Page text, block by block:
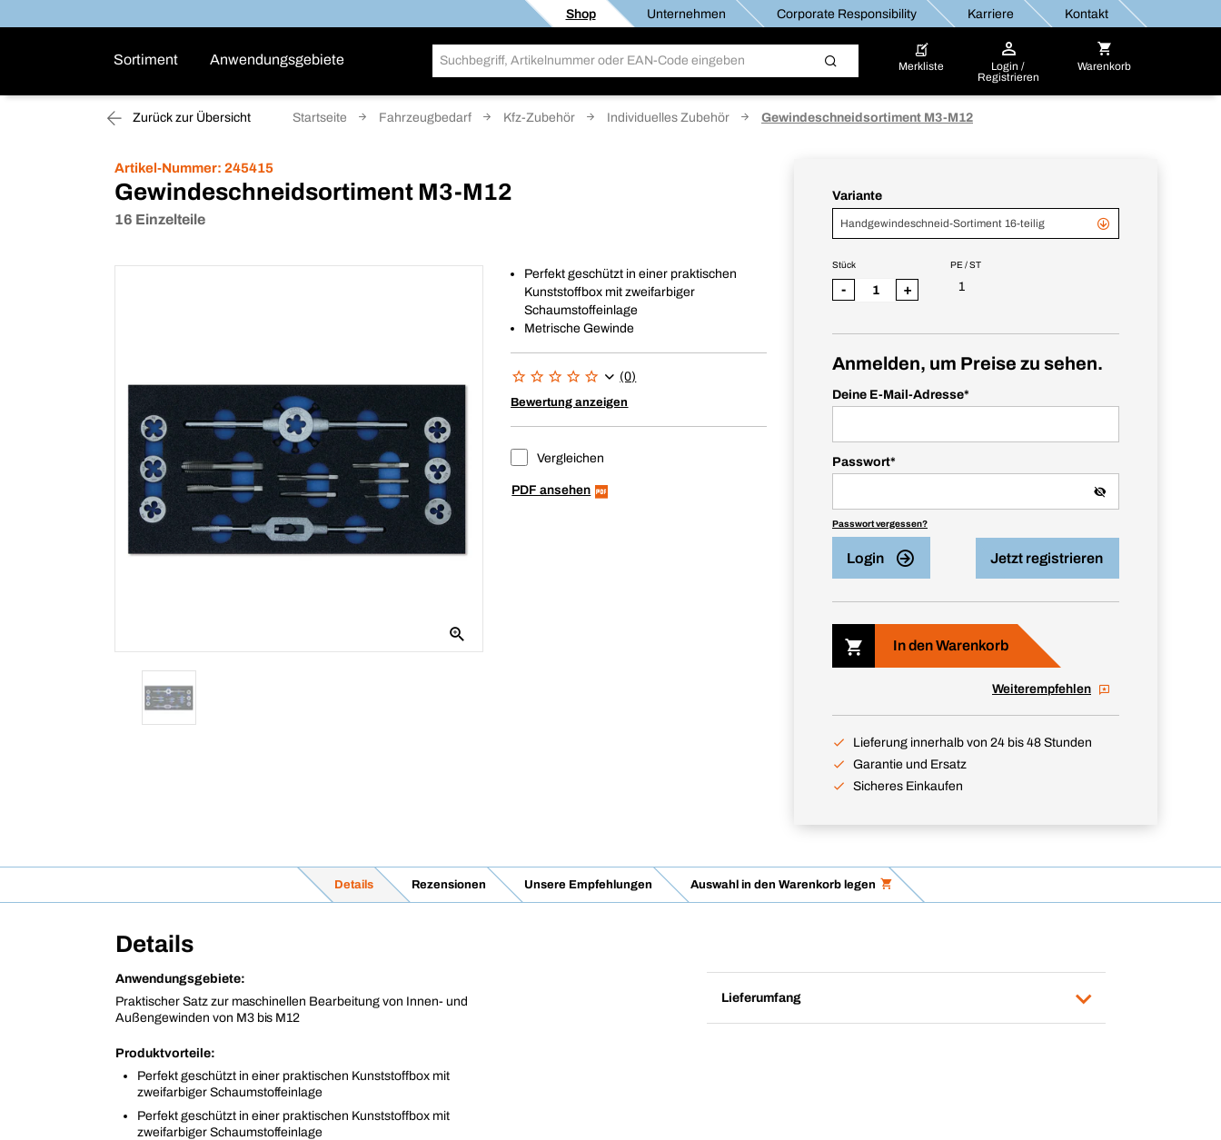
Shop Unternehmen Corporate Responsibility Karriere Kontakt
Sortiment Anwendungsgebiete Merkliste
Login /
Registrieren
Warenkorb
Zurück zur Übersicht Startseite Fahrzeugbedarf Kfz-Zubehör Individuelles Zubehör Gewindeschneidsortiment M3-M12
Artikel-Nummer: 245415
Gewindeschneidsortiment M3-M12
16 Einzelteile
Perfekt geschützt in einer praktischen
Kunststoffbox mit zweifarbiger
Schaumstoffeinlage
Metrische Gewinde
(0)
Bewertung anzeigen
Vergleichen
PDF ansehen
Variante
Handgewindeschneid-Sortiment 16-teilig
PE / ST
1
Stück
- +
Anmelden, um Preise zu sehen.
Deine E-Mail-Adresse*
Passwort*
Passwort vergessen?
Login Jetzt registrieren
In den Warenkorb
Weiterempfehlen
Lieferung innerhalb von 24 bis 48 Stunden
Garantie und Ersatz
Sicheres Einkaufen
Details Rezensionen Unsere Empfehlungen Auswahl in den Warenkorb legen
Details
Anwendungsgebiete:
Praktischer Satz zur maschinellen Bearbeitung von Innen- und
Außengewinden von M3 bis M12
Produktvorteile:
Perfekt geschützt in einer praktischen Kunststoffbox mit
zweifarbiger Schaumstoffeinlage
Perfekt geschützt in einer praktischen Kunststoffbox mit
zweifarbiger Schaumstoffeinlage
Lieferumfang